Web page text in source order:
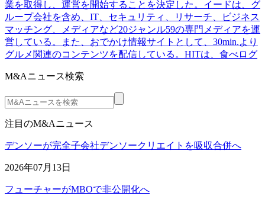
業を取得し、運営を開始することを決定した。イードは、グ
ループ会社を含め、IT、セキュリティ、リサーチ、ビジネス
マッチング、メディアなど20ジャンル59の専門メディアを運
営している。また、おでかけ情報サイトとして、30min.より
グルメ関連のコンテンツを配信している。HITは、食べログ
M&Aニュース検索
注目のM&Aニュース
デンソーが完全子会社デンソークリエイトを吸収合併へ
2026年07月13日
フューチャーがMBOで非公開化へ